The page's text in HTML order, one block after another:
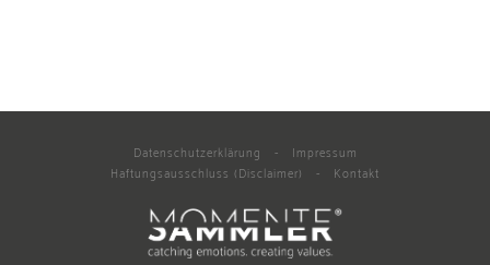
Datenschutzerklärung - Impressum
Haftungsausschluss (Disclaimer)
- Kontakt